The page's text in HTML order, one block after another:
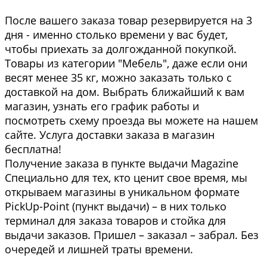
После вашего заказа товар резервируется на 3
дня - именно столько времени у вас будет,
чтобы приехать за долгожданной покупкой.
Товары из категории "Мебель", даже если они
весят менее 35 кг, можно заказать только с
доставкой на дом. Выбрать ближайший к вам
магазин, узнать его график работы и
посмотреть схему проезда вы можете на нашем
сайте. Услуга доставки заказа в магазин
бесплатна!
Получение заказа в пункте выдачи Magazine
Специально для тех, кто ценит свое время, мы
открываем магазины в уникальном формате
PickUp-Point (пункт выдачи) – в них только
терминал для заказа товаров и стойка для
выдачи заказов. Пришел – заказал – забрал. Без
очередей и лишней траты времени.